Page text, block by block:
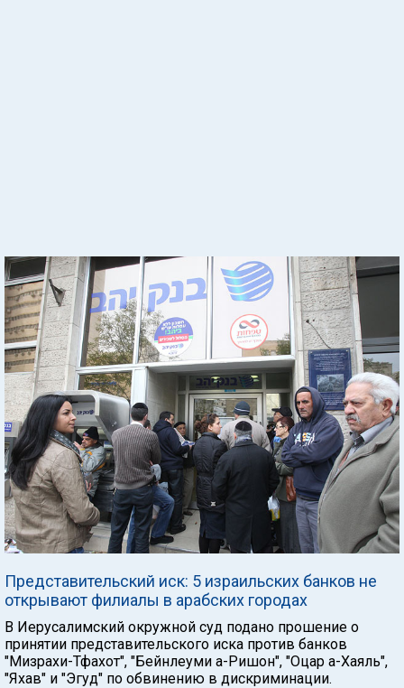
Представительский иск: 5 израильских банков не
открывают филиалы в арабских городах
В Иерусалимский окружной суд подано прошение о
принятии представительского иска против банков
"Мизрахи-Тфахот", "Бейнлеуми а-Ришон", "Оцар а-Хаяль",
"Яхав" и "Эгуд" по обвинению в дискриминации.